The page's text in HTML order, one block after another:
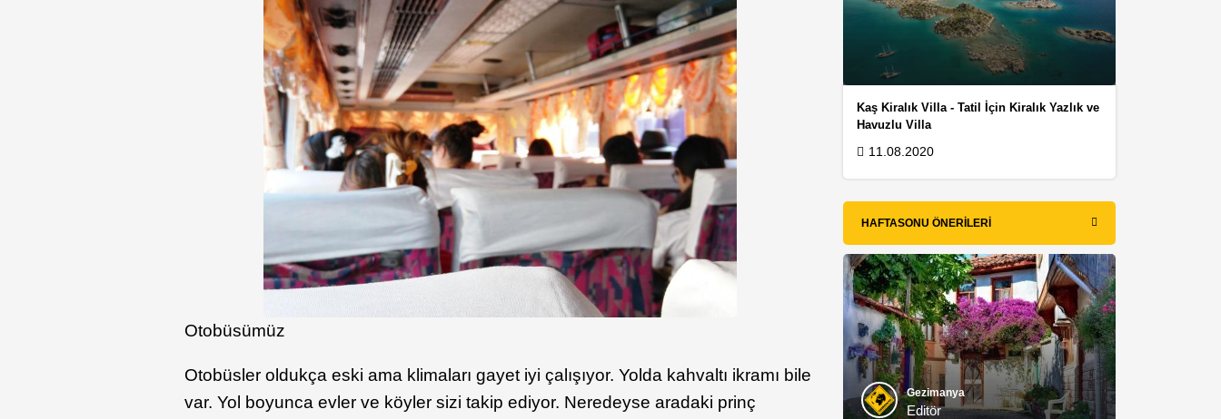
Otobüsümüz
Otobüsler oldukça eski ama klimaları gayet iyi çalışıyor. Yolda kahvaltı ikramı bile
var. Yol boyunca evler ve köyler sizi takip ediyor. Neredeyse aradaki prinç
Kaş Kiralık Villa - Tatil İçin Kiralık Yazlık ve
Havuzlu Villa
11.08.2020
HAFTASONU ÖNERILERI
Gezimanya
Editör